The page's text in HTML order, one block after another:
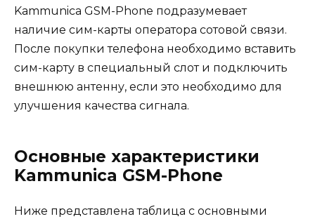
Kammunica GSM-Phone подразумевает
наличие сим-карты оператора сотовой связи.
После покупки телефона необходимо вставить
сим-карту в специальный слот и подключить
внешнюю антенну, если это необходимо для
улучшения качества сигнала.
Основные характеристики
Kammunica GSM-Phone
Ниже представлена таблица с основными